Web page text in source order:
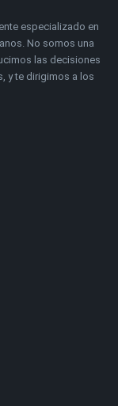
especializado en
No somos una
las decisiones
y te dirigimos a los